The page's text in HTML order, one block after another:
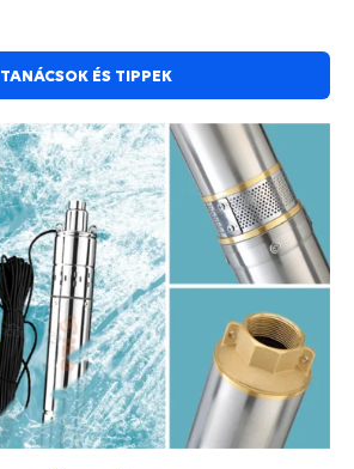
TANÁCSOK ÉS TIPPEK